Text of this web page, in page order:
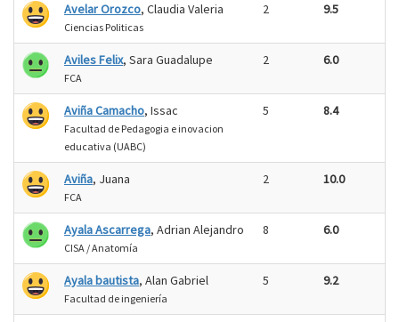
Avelar Orozco, Claudia Valeria
Ciencias Politicas
2 9.5
Aviles Felix, Sara Guadalupe
FCA
2 6.0
Aviña Camacho, Issac
Facultad de Pedagogia e inovacion
educativa (UABC)
5 8.4
Aviña, Juana
FCA
2 10.0
Ayala Ascarrega, Adrian Alejandro
CISA / Anatomía
8 6.0
Ayala bautista, Alan Gabriel
Facultad de ingeniería
5 9.2